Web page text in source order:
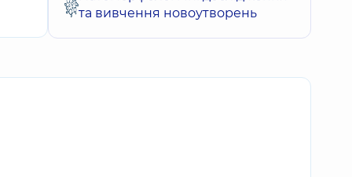
та вивчення новоутворень